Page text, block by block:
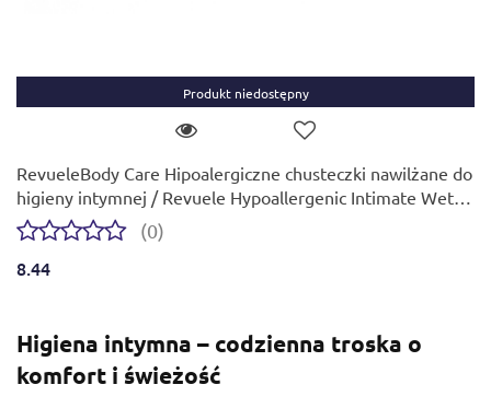
Produkt niedostępny
RevueleBody Care Hipoalergiczne chusteczki nawilżane do
higieny intymnej / Revuele Hypoallergenic Intimate Wet
Wipes (20 szt.)
(0)
8.44
Higiena intymna – codzienna troska o
komfort i świeżość